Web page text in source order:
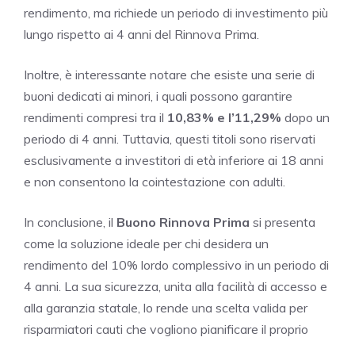
rendimento, ma richiede un periodo di investimento più
lungo rispetto ai 4 anni del Rinnova Prima.
Inoltre, è interessante notare che esiste una serie di
buoni dedicati ai minori, i quali possono garantire
rendimenti compresi tra il 10,83% e l’11,29% dopo un
periodo di 4 anni. Tuttavia, questi titoli sono riservati
esclusivamente a investitori di età inferiore ai 18 anni
e non consentono la cointestazione con adulti.
In conclusione, il Buono Rinnova Prima si presenta
come la soluzione ideale per chi desidera un
rendimento del 10% lordo complessivo in un periodo di
4 anni. La sua sicurezza, unita alla facilità di accesso e
alla garanzia statale, lo rende una scelta valida per
risparmiatori cauti che vogliono pianificare il proprio